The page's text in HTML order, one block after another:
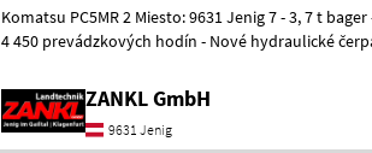
Komatsu PC5MR 2 Miesto: 9631 Jenig 7 - 3, 7 t bager - Motor 21, 7 kW -
4 450 prevádzkových hodín - Nové hydraulické
ZANKL GmbH
9631 Jenig